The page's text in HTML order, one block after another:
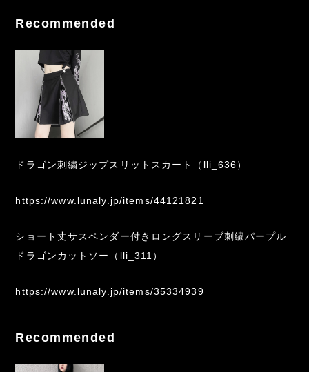
Recommended
ドラゴン刺繍ジップスリットスカート（lli_636）
https://www.lunaly.jp/items/44121821
ショート丈サスペンダー付きロングスリーブ刺繍パープル
ドラゴンカットソー（lli_311）
https://www.lunaly.jp/items/35334939
Recommended